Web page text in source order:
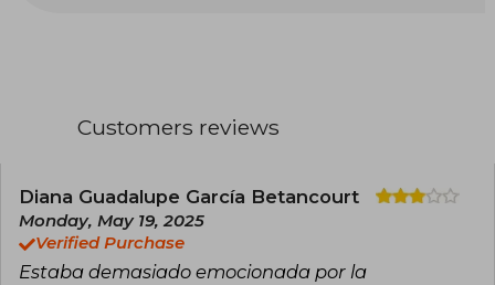
readers around the world with works like "The
politics, intrigue, and supernatural creatures. Her
immersive style and vivid descriptions transport
readers to fascinating universes, where
courage, loyalty, and dark secrets play a central
role.
Customers reviews
Diana Guadalupe García Betancourt
Monday, May 19, 2025
Verified Purchase
Estaba demasiado emocionada por la